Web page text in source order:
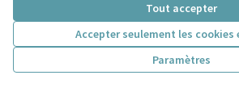
Tout accepter
Accepter seulement les cookies
Paramètres